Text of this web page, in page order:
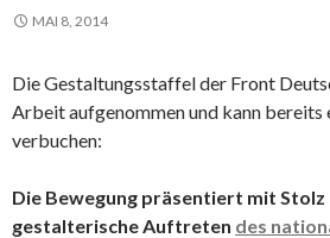
MAI 8, 2014
Die Gestaltungsstaffel der Front
Arbeit aufgenommen und kann
verbuchen:
Die Bewegung präsentiert mit
gestalterische Auftreten des